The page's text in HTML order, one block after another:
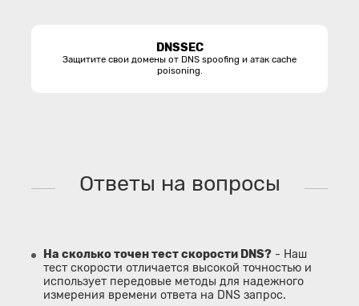
DNSSEC
Защитите свои домены от DNS spoofing и атак cache
poisoning.
Ответы на вопросы
На сколько точен тест скорости DNS? - Наш
тест скорости отличается высокой точностью и
использует передовые методы для надежного
измерения времени ответа на DNS запрос.